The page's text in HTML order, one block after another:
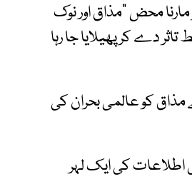
محض "مذاق اور نوک
دے کر پھیلایا جا رہا
کو عالمی بحران کی
اطلاعات کی ایک لہر